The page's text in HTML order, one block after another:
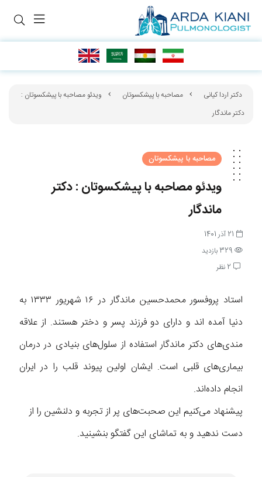
دکتر اردا کیانی مصاحبه با پیشکسوتان
ویدئو مصاحبه با پیشکسوتان :
دکتر ماندگار
مصاحبه با پیشکسوتان
ویدئو مصاحبه با پیشکسوتان : دکتر
ماندگار
21 آذر 1401
329 بازدید
2 نظر
استاد پروفسور محمدحسین ماندگار در ۱۶ شهریور ۱۳۳۳ به
دنیا آمده اند و دارای دو فرزند پسر و دختر هستند. از علاقه
مندی‌های دکتر ماندگار استفاده از سلول‌های بنیادی در درمان
بیماری‌های قلبی است. ایشان اولین پیوند قلب را در ایران
انجام داده‌اند.
پیشنهاد می‌کنیم این صحبت‌های پر از تجربه و دلنشین را از
دست ندهید و به تماشای این گفتگو بنشینید.